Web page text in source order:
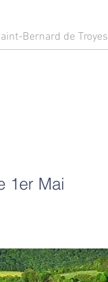
Bernard de Troyes
1er Mai